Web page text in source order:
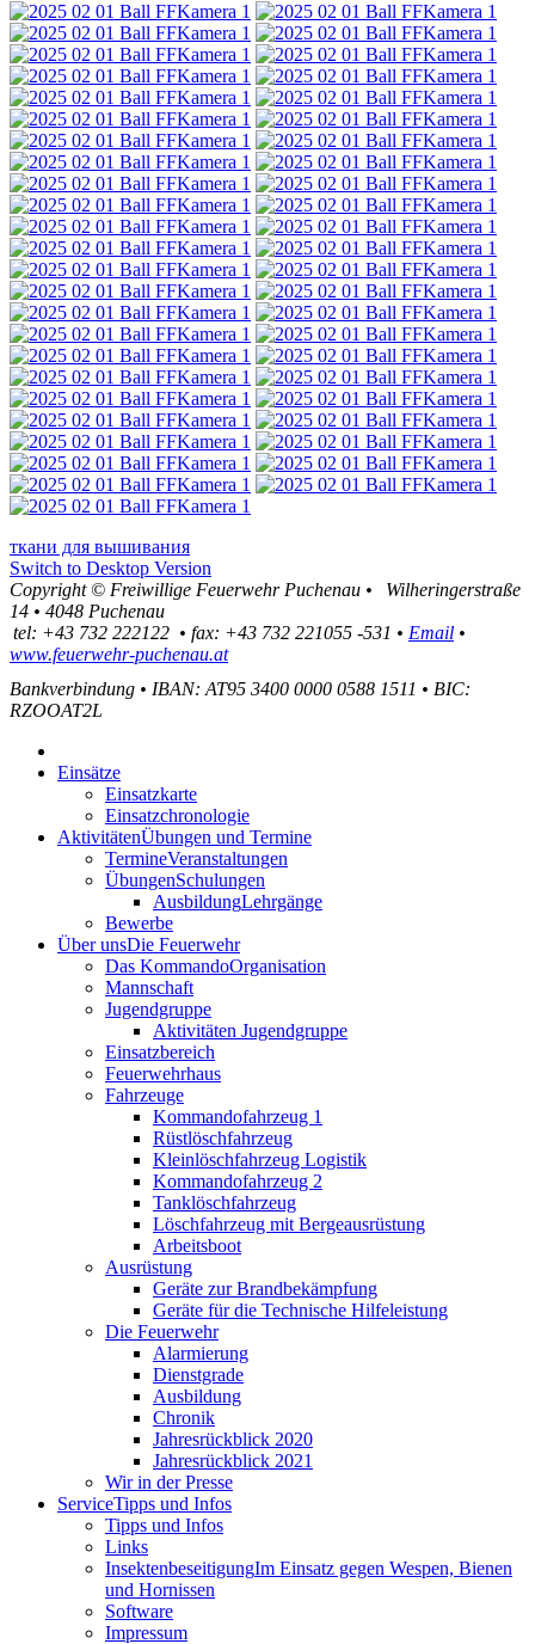
ткани для вышивания
Switch to Desktop Version
Copyright © Freiwillige Feuerwehr Puchenau •
Wilheringerstraße
14 • 4048 Puchenau
tel: +43 732 222122 • fax: +43 732 221055 -531 • Email •
www.feuerwehr-puchenau.at
Bankverbindung • IBAN: AT95 3400 0000 0588 1511 • BIC:
RZOOAT2L
Einsätze
Einsatzkarte
Einsatzchronologie
AktivitätenÜbungen und Termine
TermineVeranstaltungen
ÜbungenSchulungen
AusbildungLehrgänge
Bewerbe
Über unsDie Feuerwehr
Das KommandoOrganisation
Mannschaft
Jugendgruppe
Aktivitäten Jugendgruppe
Einsatzbereich
Feuerwehrhaus
Fahrzeuge
Kommandofahrzeug 1
Rüstlöschfahrzeug
Kleinlöschfahrzeug Logistik
Kommandofahrzeug 2
Tanklöschfahrzeug
Löschfahrzeug mit Bergeausrüstung
Arbeitsboot
Ausrüstung
Geräte zur Brandbekämpfung
Geräte für die Technische Hilfeleistung
Die Feuerwehr
Alarmierung
Dienstgrade
Ausbildung
Chronik
Jahresrückblick 2020
Jahresrückblick 2021
Wir in der Presse
ServiceTipps und Infos
Tipps und Infos
Links
InsektenbeseitigungIm Einsatz gegen Wespen, Bienen
und Hornissen
Software
Impressum